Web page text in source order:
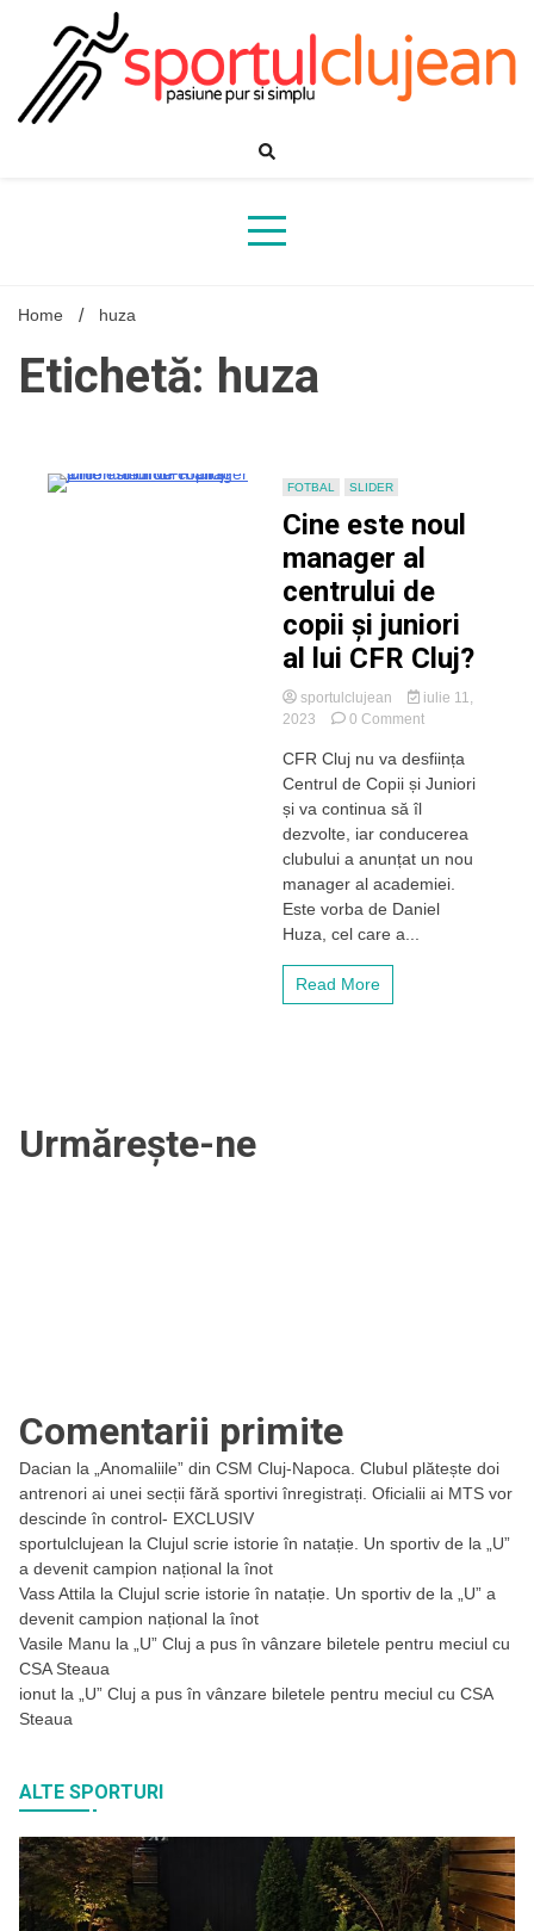
Home huza
Etichetă: huza
FOTBAL SLIDER
Cine este noul
manager al
centrului de
copii și juniori
al lui CFR Cluj?
sportulclujean
iulie 11,
2023
0 Commenton
este
noul
de
copii
și
CFR Cluj nu va desființa
Centrul de Copii și Juniori
și va continua să îl
dezvolte, iar conducerea
clubului a anunțat un nou
manager al academiei.
Este vorba de Daniel
Huza, cel care a...
Read More
Urmărește-ne
Comentarii primite
Dacian la
„Anomaliile” din CSM Cluj-Napoca. Clubul plătește doi
antrenori ai unei secții fără sportivi înregistrați. Oficialii ai MTS vor
descinde în control- EXCLUSIV
sportulclujean la Clujul scrie istorie în natație. Un sportiv de la „U”
a devenit campion național la înot
Vass Attila la Clujul scrie istorie în natație. Un sportiv de la „U” a
devenit campion național la înot
Vasile Manu la
„U” Cluj a pus în vânzare biletele pentru meciul cu
CSA Steaua
ionut la
„U” Cluj a pus în vânzare biletele pentru meciul cu CSA
Steaua
ALTE SPORTURI